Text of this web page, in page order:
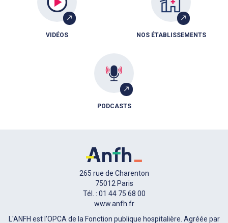
VIDÉOS NOS ÉTABLISSEMENTS
PODCASTS
265 rue de Charenton
75012 Paris
Tél. : 01 44 75 68 00
www.anfh.fr
L'ANFH est l'OPCA de la Fonction publique hospitalière. Agréée par